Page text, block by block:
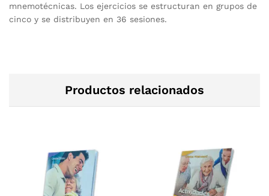
mnemotécnicas. Los ejercicios se estructuran en grupos de
cinco y se distribuyen en 36 sesiones.
Productos relacionados